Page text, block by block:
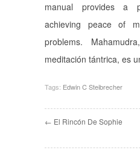
manual provides a
achieving peace of
problems.
meditación tántrica, es
Tags: Edwin C Steibrecher
← El Rincón De Sophie